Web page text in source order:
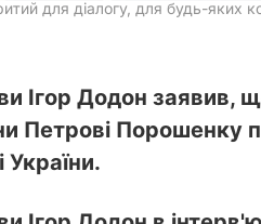
для діалогу, для будь-яких
Ігор Додон заявив,
Петрові Порошенку